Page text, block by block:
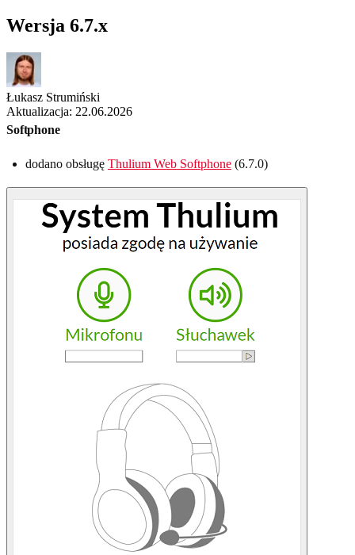
Wersja 6.7.x
Łukasz Strumiński
Aktualizacja: 22.06.2026
Softphone
dodano obsługę Thulium Web Softphone (6.7.0)